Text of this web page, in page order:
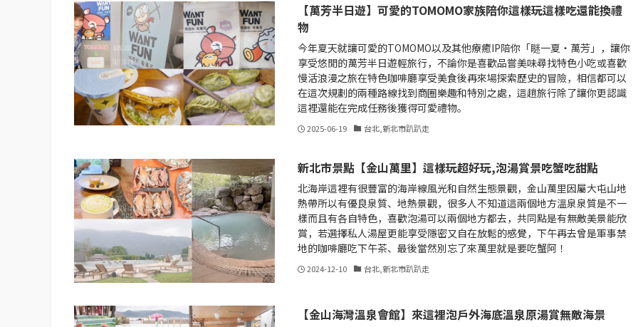
【萬芳半日遊】可愛的TOMOMO家族陪你這樣玩這樣吃還能換禮
物
今年夏天就讓可愛的TOMOMO以及其他療癒IP陪你「瞇一夏‧萬芳」，讓你
享受悠閒的萬芳半日遊輕旅行，不論你是喜歡品嘗美味尋找特色小吃或喜歡
慢活浪漫之旅在特色咖啡廳享受美食後再來場探索歷史的冒險，相信都可以
在這次規劃的兩種路線找到商圈樂趣和特別之處，這趟旅行除了讓你更認識
這裡還能在完成任務後獲得可愛禮物。
2025-06-19 台北,新北市趴趴走
新北市景點【金山萬里】這樣玩超好玩,泡湯賞景吃蟹吃甜點
北海岸這裡有很豐富的海岸線風光和自然生態景觀，金山萬里因屬大屯山地
熱帶所以有優良泉質、地熱景觀，很多人不知道這兩個地方溫泉泉質是不一
樣而且有各自特色，喜歡泡湯可以兩個地方都去，共同點是有無敵美景能欣
賞，若選擇私人湯屋更能享受隱密又自在放鬆的感覺，下午再去曾是軍事禁
地的咖啡廳吃下午茶、最後當然別忘了來萬里就是要吃蟹阿！
2024-12-10 台北,新北市趴趴走
【金山海灣溫泉會館】來這裡泡戶外海底溫泉原湯賞無敵海景